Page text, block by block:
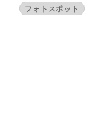
フォトスポット